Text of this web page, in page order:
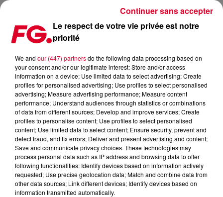
CLUBBING TV AWARDS #3 : LES VOTES POUR LA 3ÈME
Publié : 22 décembre 2020 à 17h07 par Jean-Baptiste
Blandin
Le respect de votre vie privée est notre
priorité
We and our (447) partnersdo the following data processing based on
your consent and/or our legitimate interest: Store and/or access
information on a device; Use limited data to select advertising; Create
profiles for personalised advertising; Use profiles to select personalised
advertising; Measure advertising performance; Measure content
performance; Understand audiences through statistics or combinations
of data from different sources; Develop and improve services; Create
profiles to personalise content; Use profiles to select personalised
content; Use limited data to select content; Ensure security, prevent and
detect fraud, and fix errors; Deliver and present advertising and content;
Save and communicate privacy choices. These technologies may
process personal data such as IP address and browsing data to offer
following functionalities: Identify devices based on information actively
requested; Use precise geolocation data; Match and combine data from
other data sources; Link different devices; Identify devices based on
information transmitted automatically.
Continuer sans accepter